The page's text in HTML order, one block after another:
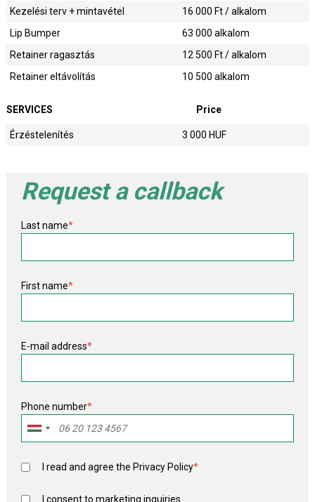
16 000 Ft / alkalom
Kezelési terv + mintavétel
63 000alkalom
Lip Bumper
12 500 Ft / alkalom
Retainer ragasztás
10 500alkalom
Retainer eltávolítás
SERVICES Price
3 000 HUF
Érzéstelenítés
Request a callback
Last name*
First name*
E-mail address*
Phone number*
I read and agree the Privacy Policy*
I consent to marketing inquiries